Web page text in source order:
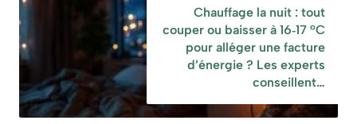
Chauffage la nuit : tout
couper ou baisser à 16‑17 °C
pour alléger une facture
d’énergie ? Les experts
conseillent…